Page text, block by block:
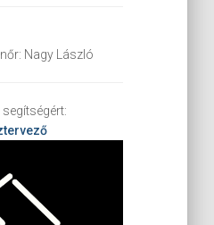
Nagy László